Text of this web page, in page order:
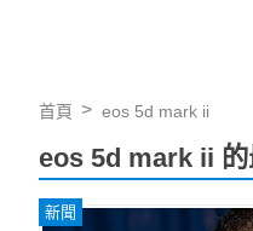
首頁 eos 5d mark ii
eos 5d mark ii
新聞